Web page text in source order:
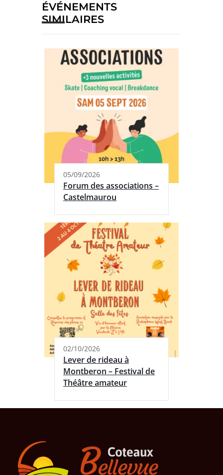
ÉVÉNEMENTS
SIMILAIRES
05/09/2026
Forum des associations –
Castelmaurou
02/10/2026
Lever de rideau à
Montberon – Festival de
Théâtre amateur